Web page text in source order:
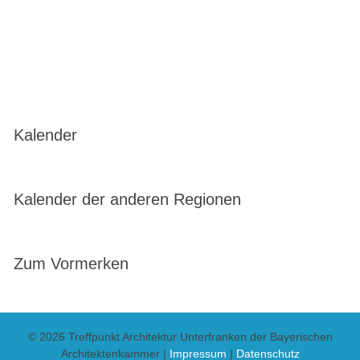
Kalender
Kalender der anderen Regionen
Zum Vormerken
© 2026 Treffpunkt Architektur Unterfranken der Bayerischen
Architektenkammer | Impressum | Datenschutz